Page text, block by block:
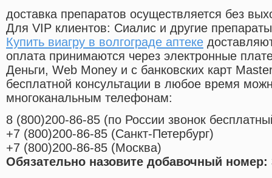
доставка препаратов осуществляется без
Для VIP клиентов: Сиалис и другие
Купить виагру в волгограде аптеке
оплата принимаются через электронные
Деньги, Web Money и с банковских карт
бесплатной консультации в любое время
многоканальным телефонам:
8 (800)200-86-85 (по России звонок
+7 (800)200-86-85 (Санкт-Петербург)
+7 (800)200-86-85 (Москва)
Обязательно назовите добавочный номер: